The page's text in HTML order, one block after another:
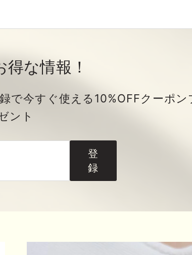
な情報！
で今すぐ使える10%OFFクーポン
ント
ル
登
録